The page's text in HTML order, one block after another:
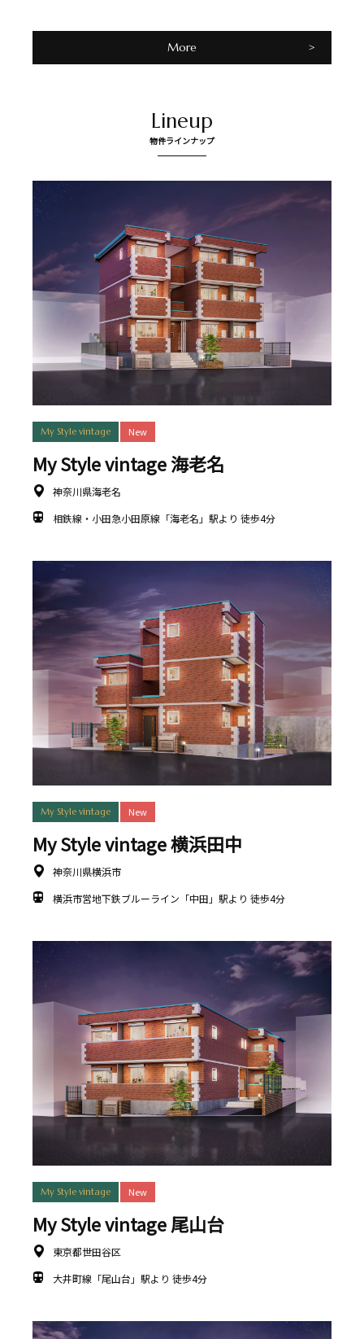
More
Lineup
物件ラインナップ
My Style vintage New
My Style vintage 海老名
神奈川県海老名
相鉄線・小田急小田原線「海老名」駅より 徒歩4分
My Style vintage New
My Style vintage 横浜田中
神奈川県横浜市
横浜市営地下鉄ブルーライン「中田」駅より 徒歩4分
My Style vintage New
My Style vintage 尾山台
東京都世田谷区
大井町線「尾山台」駅より 徒歩4分